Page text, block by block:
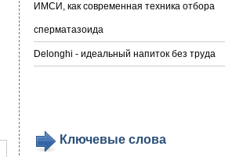
ИМСИ, как современная техника отбора
сперматазоида
Delonghi - идеальный напиток без труда
Ключевые слова